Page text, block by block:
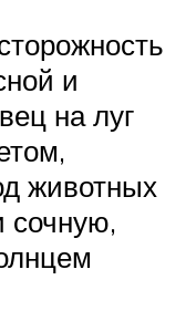
и
на луг
животных
сочную,